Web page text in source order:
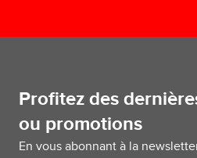
Profitez des
ou promotions
En vous abonnant à la